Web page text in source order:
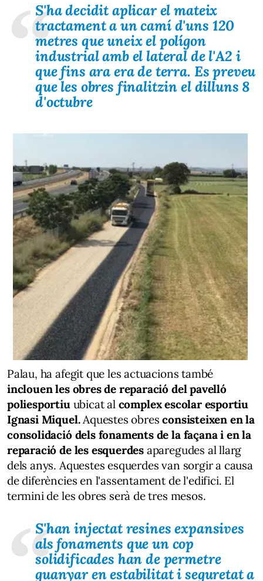
S'ha decidit aplicar el mateix
tractament a un camí d'uns 120
metres que uneix el polígon
industrial amb el lateral de l'A2 i
que fins ara era de terra. Es preveu
que les obres finalitzin el dilluns 8
d'octubre
Palau, ha afegit que les actuacions també
inclouen les obres de reparació del pavelló
poliesportiuubicat al complex escolar esportiu
Ignasi Miquel. Aquestes obresconsisteixen en la
consolidació dels fonaments de la façana i en la
reparació de les esquerdes aparegudes al llarg
dels anys. Aquestes esquerdes van sorgir a causa
de diferències en l'assentament de l'edifici. El
termini de les obres serà de tres mesos.
S'han injectat resines expansives
als fonaments que un cop
solidificades han de permetre
guanyar en estabilitat i seguretat a